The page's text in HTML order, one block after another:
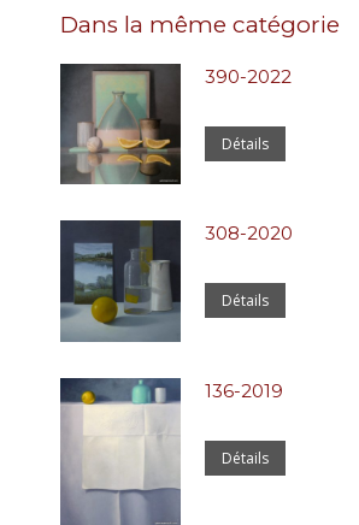
Dans la même catégorie
390-2022
Détails
308-2020
Détails
136-2019
Détails